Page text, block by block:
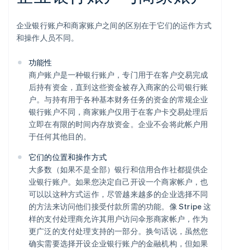
企业银行账户和商家账户之间的区别在于它们的运作方式
和操作人员不同。
功能性
商户账户是一种银行账户，专门用于在客户交易完成
后持有资金，直到这些资金被存入商家的公司银行账
户。与持有用于各种基本财务任务的资金的常规企业
银行账户不同，商家账户仅用于在客户卡交易处理后
立即在有限的时间内存放资金。企业不会将此帐户用
于任何其他目的。
它们的位置和操作方式
大多数（如果不是全部）银行和信用合作社都提供企
业银行账户。如果您决定自己开设一个商家帐户，也
可以以这种方式运作，尽管越来越多的企业选择不同
的方法来访问他们接受付款所需的功能。像 Stripe 这
样的支付处理商允许其用户访问伞形商家帐户，作为
更广泛的支付处理支持的一部分。换句话说，虽然您
确实需要选择开设企业银行账户的金融机构，但如果